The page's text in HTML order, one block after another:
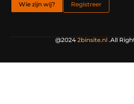
Wie zijn wij? Registreer
@2024 2binsite.nl.All